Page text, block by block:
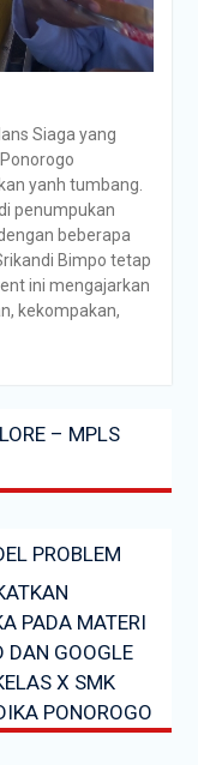
Siaga yang
yanh tumbang.
penumpukan
beberapa
Bimpo tetap
ini mengajarkan
kekompakan,
– MPLS
PROBLEM
PADA MATERI
DAN GOOGLE
X SMK
PONOROGO